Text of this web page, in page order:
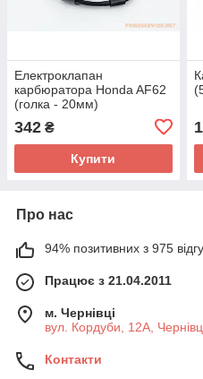
Електроклапан
карбюратора Honda AF62
(голка - 20мм)
342 ₴
Купити
Про нас
94% позитивних з 975
Працює з 21.04.2011
м. Чернівці
вул. Кордуби, 12А,
Контакти